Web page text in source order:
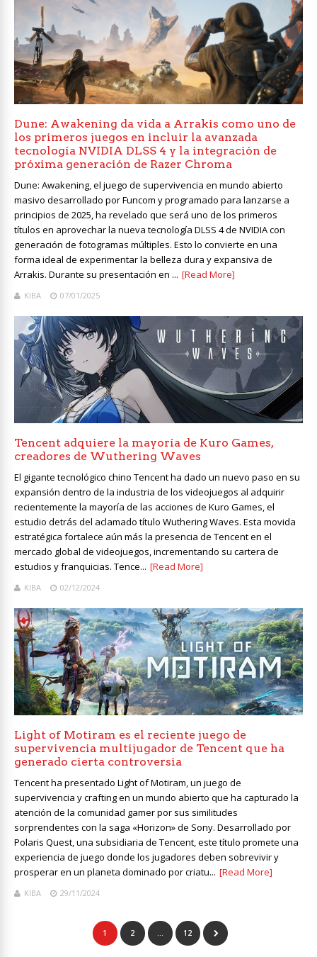
Dune: Awakening da vida a Arrakis como uno de
los primeros juegos en incluir la avanzada
tecnología NVIDIA DLSS 4 y la integración de
próxima generación de Razer Chroma
Dune: Awakening, el juego de supervivencia en mundo abierto
masivo desarrollado por Funcom y programado para lanzarse a
principios de 2025, ha revelado que será uno de los primeros
títulos en aprovechar la nueva tecnología DLSS 4 de NVIDIA con
generación de fotogramas múltiples. Esto lo convierte en una
forma ideal de experimentar la belleza dura y expansiva de
Arrakis. Durante su presentación en ... [Read More]
KIBA 07/01/2025
Tencent adquiere la mayoría de Kuro Games,
creadores de Wuthering Waves
El gigante tecnológico chino Tencent ha dado un nuevo paso en su
expansión dentro de la industria de los videojuegos al adquirir
recientemente la mayoría de las acciones de Kuro Games, el
estudio detrás del aclamado título Wuthering Waves. Esta movida
estratégica fortalece aún más la presencia de Tencent en el
mercado global de videojuegos, incrementando su cartera de
estudios y franquicias. Tence... [Read More]
KIBA 02/12/2024
Light of Motiram es el reciente juego de
supervivencia multijugador de Tencent que ha
generado cierta controversia
Tencent ha presentado Light of Motiram, un juego de
supervivencia y crafting en un mundo abierto que ha capturado la
atención de la comunidad gamer por sus similitudes
sorprendentes con la saga «Horizon» de Sony. Desarrollado por
Polaris Quest, una subsidiaria de Tencent, este título promete una
experiencia de juego donde los jugadores deben sobrevivir y
prosperar en un planeta dominado por criatu... [Read More]
KIBA 29/11/2024
1 2 … 12